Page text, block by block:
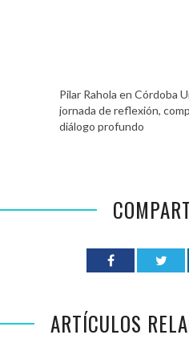
Pilar Rahola en Córdoba
jornada de reflexión,
diálogo profundo
ARTÍCULOS